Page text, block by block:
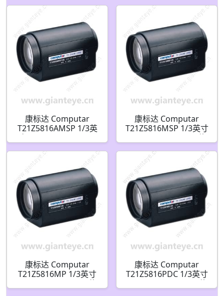
康标达 Computar
T21Z5816AMSP 1/3英
寸 5.8-121mm F1.8 21
康标达 Computar
T21Z5816MSP 1/3英寸
5.8-121mm F1.8 21倍
焦和预设(CS接口)
康标达 Computar
T21Z5816MP 1/3英寸
5.8-121mm F1.8 21倍
康标达 Computar
T21Z5816PDC 1/3英寸
5.8-121 mm F1.8 21倍